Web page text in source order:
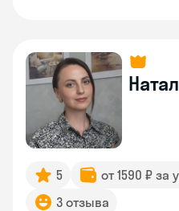
5 от 1590 ₽ за
3 отзыва